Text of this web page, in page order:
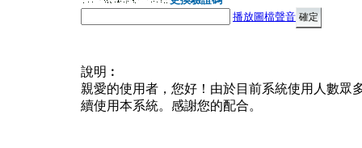
播放圖檔聲音
說明︰
親愛的使用者，您好！由於目前系統使用人數眾
續使用本系統。感謝您的配合。